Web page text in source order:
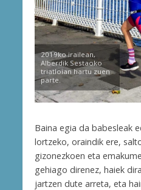
2019ko irailean,
Alberdik Sestaoko
triatloian hartu zuen
parte.
Baina egia da babesleak
lortzeko, oraindik ere,
gizonezkoen eta
gehiago direnez, haiek
jartzen dute arreta, eta